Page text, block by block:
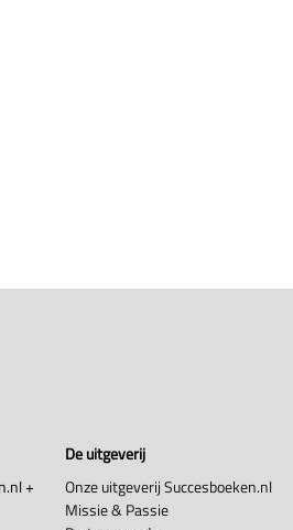
+
De uitgeverij
Onze uitgeverij Succesboeken.nl
Missie & Passie